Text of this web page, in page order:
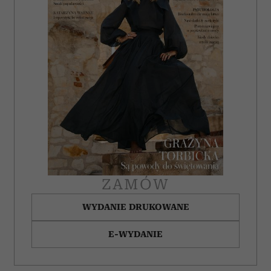
społecznościowym, reklamowym i analitycznym.
Partnerzy mogą połączyć te informacje z innymi danymi
otrzymanymi od Ciebie lub uzyskanymi podczas
korzystania z ich usług.
ZAMÓW
WYDANIE DRUKOWANE
E-WYDANIE